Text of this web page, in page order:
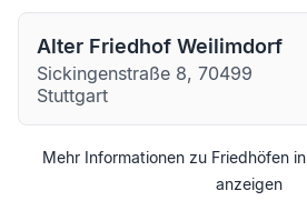
Alter Friedhof Weilimdorf
Sickingenstraße 8, 70499
Stuttgart
Mehr Informationen zu Friedhöfen in
anzeigen